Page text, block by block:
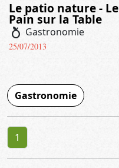
Le patio nature - Le
Pain sur la Table
nutrition Gastronomie
25/07/2013
Gastronomie
1